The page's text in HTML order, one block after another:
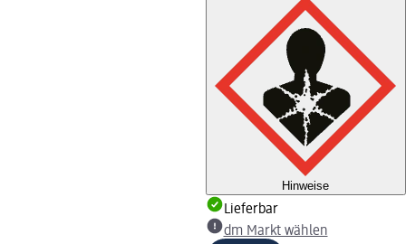
Hinweise
Lieferbar
dm Markt wählen